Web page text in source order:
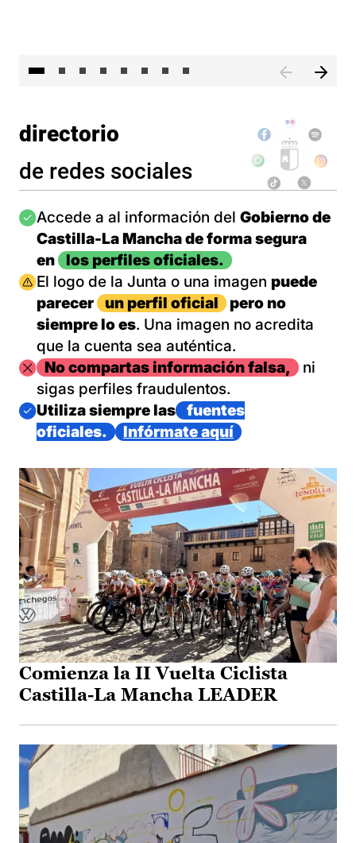
directorio
de redes sociales
Imagen
Accede a al información del Gobierno de
Castilla-La Mancha de forma segura
en
los perfiles oficiales.
Imagen
El logo de la Junta o una imagen puede
parecer
un perfil oficial
pero no
siempre lo es. Una imagen no acredita
que la cuenta sea auténtica.
ImagenNo compartas información falsa,
ni
sigas perfiles fraudulentos.
Imagen
Utiliza siempre las
fuentes
oficiales.
Infórmate aquí
Comienza la II Vuelta Ciclista
Castilla-La Mancha LEADER